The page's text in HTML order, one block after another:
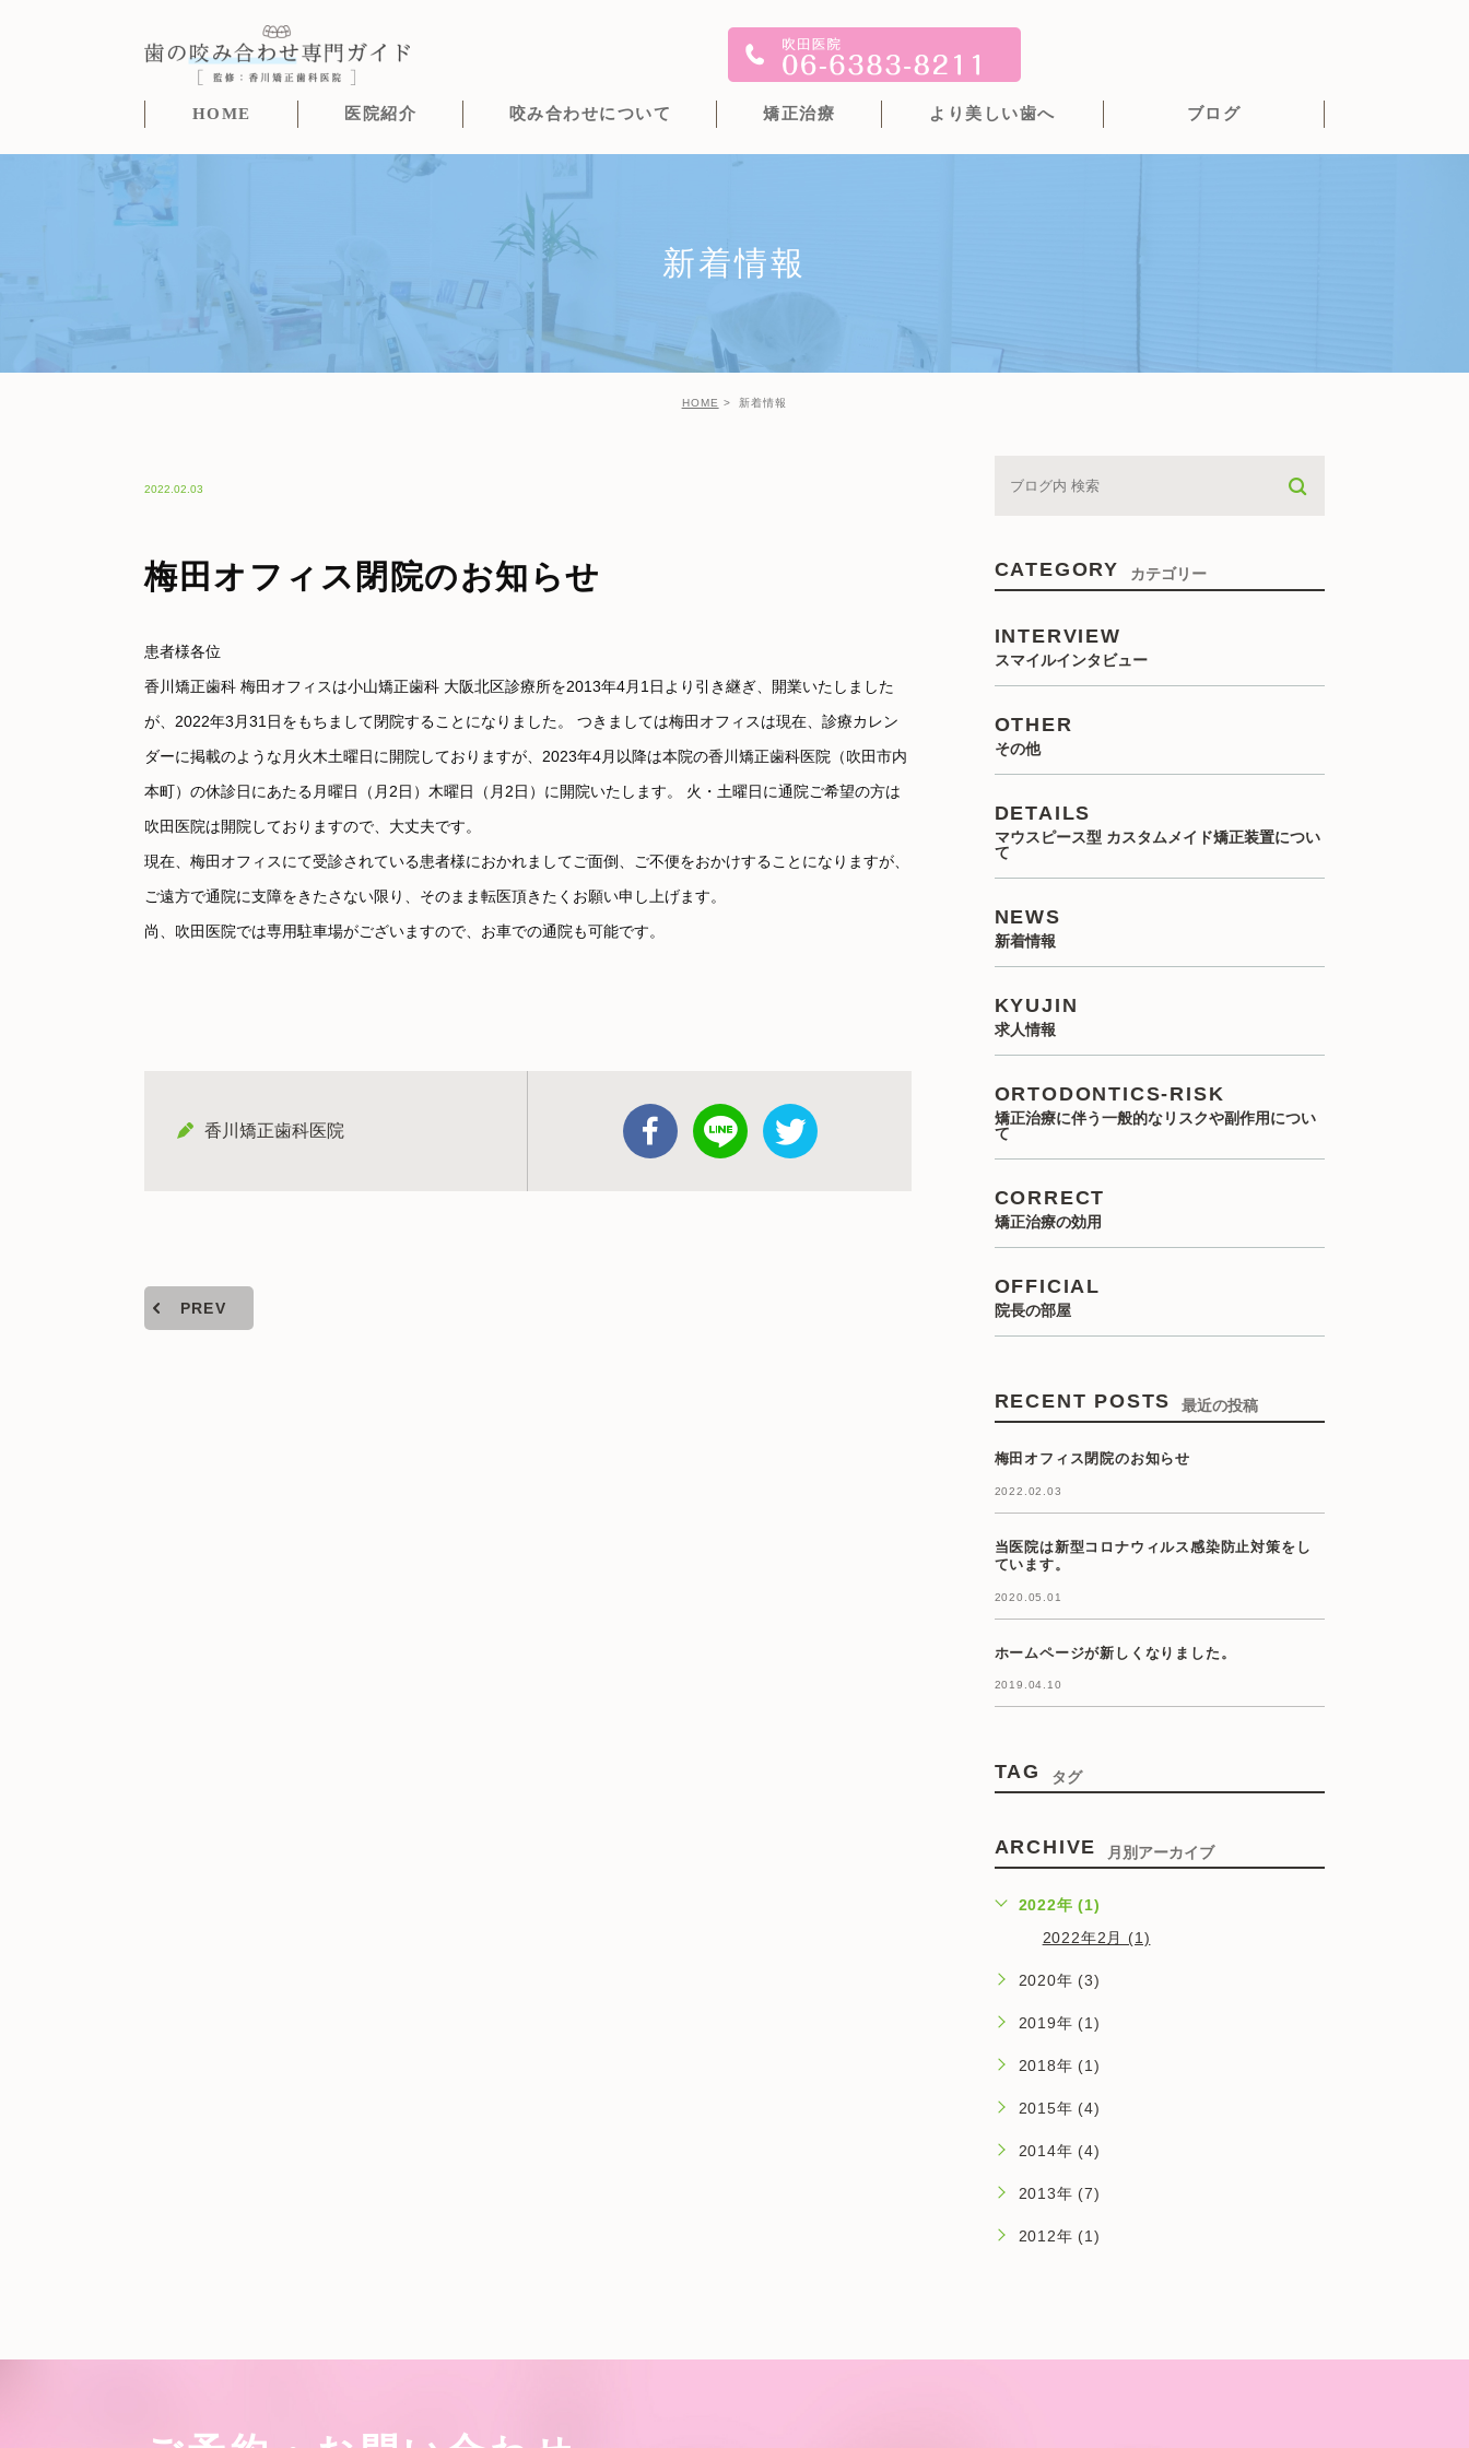
HOME 医院紹介 咬み合わせについて 矯正治療 より美しい歯へ ブログ
新着情報
HOME 新着情報
2022.02.03
梅田オフィス閉院のお知らせ
患者様各位
香川矯正歯科 梅田オフィスは小山矯正歯科 大阪北区診療所を2013年4月1日より引き継ぎ、開業いたしました
が、2022年3月31日をもちまして閉院することになりました。 つきましては梅田オフィスは現在、診療カレン
ダーに掲載のような月火木土曜日に開院しておりますが、2023年4月以降は本院の香川矯正歯科医院（吹田市内
本町）の休診日にあたる月曜日（月2日）木曜日（月2日）に開院いたします。 火・土曜日に通院ご希望の方は
吹田医院は開院しておりますので、大丈夫です。
現在、梅田オフィスにて受診されている患者様におかれましてご面倒、ご不便をおかけすることになりますが、
ご遠方で通院に支障をきたさない限り、そのまま転医頂きたくお願い申し上げます。
尚、吹田医院では専用駐車場がございますので、お車での通院も可能です。
香川矯正歯科医院
PREV
CATEGORY カテゴリー
INTERVIEW
スマイルインタビュー
OTHER
その他
DETAILS
マウスピース型 カスタムメイド矯正装置につい
て
NEWS
新着情報
KYUJIN
求人情報
ORTODONTICS-RISK
矯正治療に伴う一般的なリスクや副作用につい
て
CORRECT
矯正治療の効用
OFFICIAL
院長の部屋
RECENT POSTS 最近の投稿
梅田オフィス閉院のお知らせ
2022.02.03
当医院は新型コロナウィルス感染防止対策をし
ています。
2020.05.01
ホームページが新しくなりました。
2019.04.10
TAG タグ
ARCHIVE 月別アーカイブ
2022年 (1)
2022年2月 (1)
2020年 (3)
2019年 (1)
2018年 (1)
2015年 (4)
2014年 (4)
2013年 (7)
2012年 (1)